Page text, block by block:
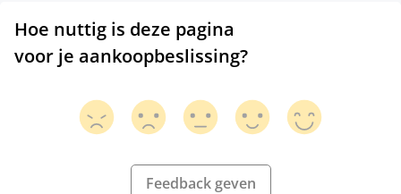
Hoe nuttig is deze pagina
voor je aankoopbeslissing?
Feedback geven